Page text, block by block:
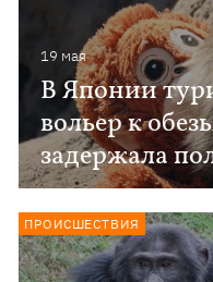
19 мая
В Японии
вольер к
задержала
ПРОИСШЕСТВИЯ